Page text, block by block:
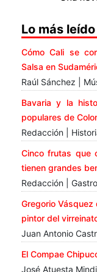
Lo más leído
Cómo Cali se
Salsa en
Raúl Sánchez |
Bavaria y la
populares de
Redacción |
Cinco frutas que
tienen grandes
Redacción |
Gregorio
pintor del
Juan Antonio
El Compae
José Atuesta